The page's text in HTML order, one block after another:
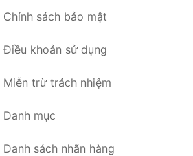
Chính sách bảo mật
Điều khoản sử dụng
Miễn trừ trách nhiệm
Danh mục
Danh sách nhãn hàng